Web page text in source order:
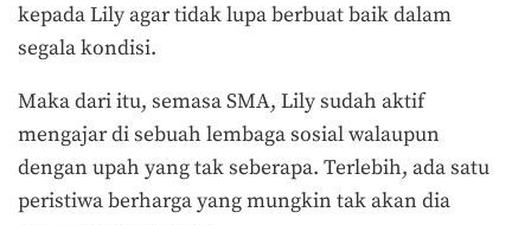
kepada Lily agar tidak lupa berbuat baik dalam
segala kondisi.
Maka dari itu, semasa SMA, Lily sudah aktif
mengajar di sebuah lembaga sosial walaupun
dengan upah yang tak seberapa. Terlebih, ada satu
peristiwa berharga yang mungkin tak akan dia